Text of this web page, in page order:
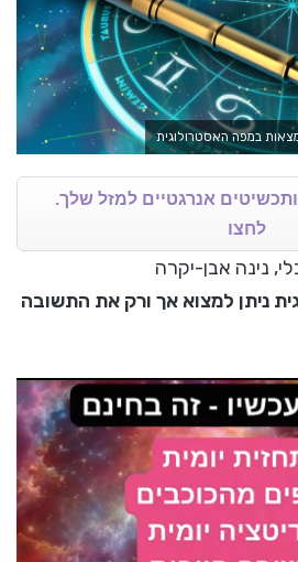
במפה האסטרולוגית
אנרגטיים למזל שלך.
לחצו
נינה אבן-יקרה
ניתן למצוא אך ורק את התשובה